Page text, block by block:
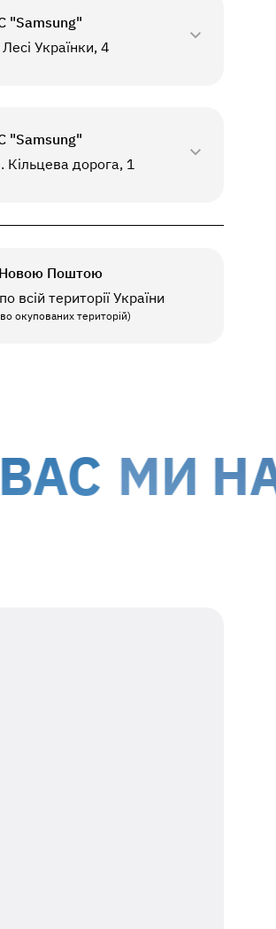
"Samsung"
Українки, 4
"Samsung"
Кільцева дорога, 1
Новою Поштою
всій території України
окупованих територій)
МИ